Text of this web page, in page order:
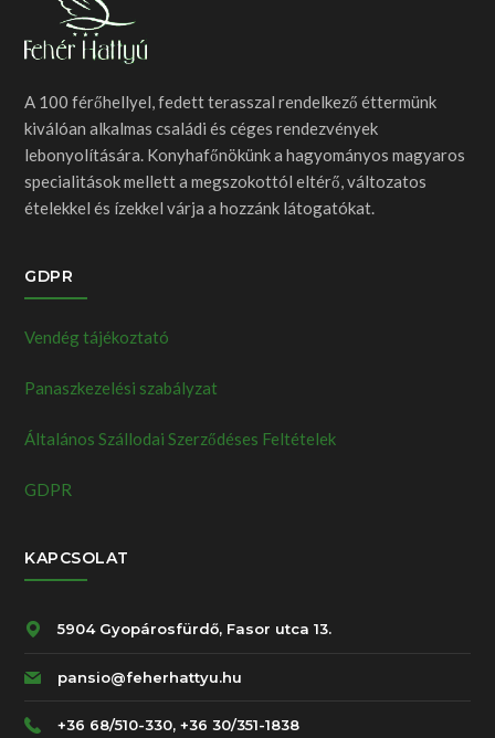
A 100 férőhellyel, fedett terasszal rendelkező éttermünk
kiválóan alkalmas családi és céges rendezvények
lebonyolítására. Konyhafőnökünk a hagyományos magyaros
specialitások mellett a megszokottól eltérő, változatos
ételekkel és ízekkel várja a hozzánk látogatókat.
GDPR
Vendég tájékoztató
Panaszkezelési szabályzat
Általános Szállodai Szerződéses Feltételek
GDPR
KAPCSOLAT
5904 Gyopárosfürdő, Fasor utca 13.
pansio@feherhattyu.hu
+36 68/510-330, +36 30/351-1838